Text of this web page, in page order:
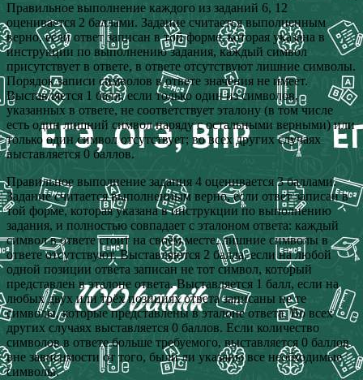
Правильное выполнение каждого из заданий 6, 12
оценивается 2 баллами. Задание считается выполненным
верно, если ответ записан в той форме, которая указана в
инструкции по выполнению задания, каждый символ
присутствует в ответе, в ответе отсутствуют лишние символы.
Порядок записи символов в ответе значения не имеет.
Выставляется 1 балл, если только один из символов,
указанных в ответе, не соответствует эталону (в том числе
есть один лишний символ наряду с остальными верными) или
только один символ отсутствует; во всех других случаях
выставляется 0 баллов.
Правильное выполнение задания 4 оценивается 3 баллами.
Задание считается выполненным верно, если ответ записан в
той форме, которая указана в инструкции по выполнению
задания, и полностью совпадает с эталоном ответа: каждый
символ в ответе стоит на своём месте, лишние символы в
ответе отсутствуют. Выставляются 2 балла, если на любой
одной позиции ответа записан не тот символ, который
представлен в эталоне ответа. Выставляется 1 балл, если на
любых двух или трёх позициях ответа записаны не те
символы, которые представлены в эталоне ответа. Во всех
других случаях выставляется 0 баллов. Если количество
символов в ответе больше требуемого, выставляется 0 баллов
вне зависимости от того, были ли указаны все необходимые
символы.